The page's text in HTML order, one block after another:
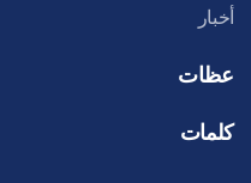
أخبار
عظات
كلمات